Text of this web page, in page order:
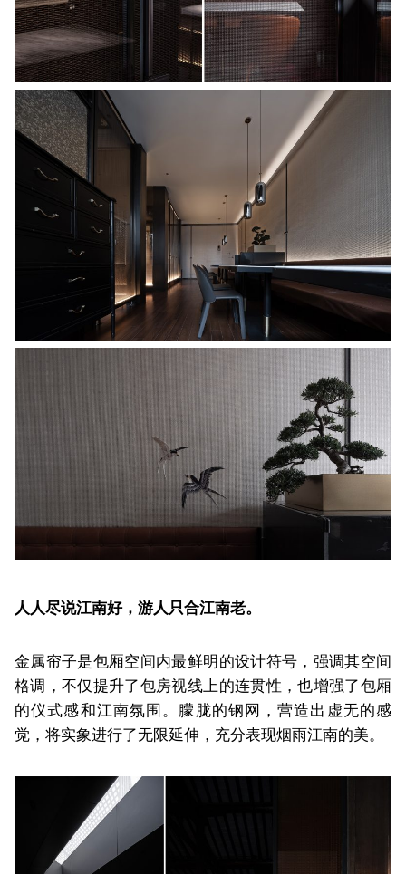
人人尽说江南好，游人只合江南老。
金属帘子是包厢空间内最鲜明的设计符号，强调其空间
格调，不仅提升了包房视线上的连贯性，也增强了包厢
的仪式感和江南氛围。朦胧的钢网，营造出虚无的感
觉，将实象进行了无限延伸，充分表现烟雨江南的美。